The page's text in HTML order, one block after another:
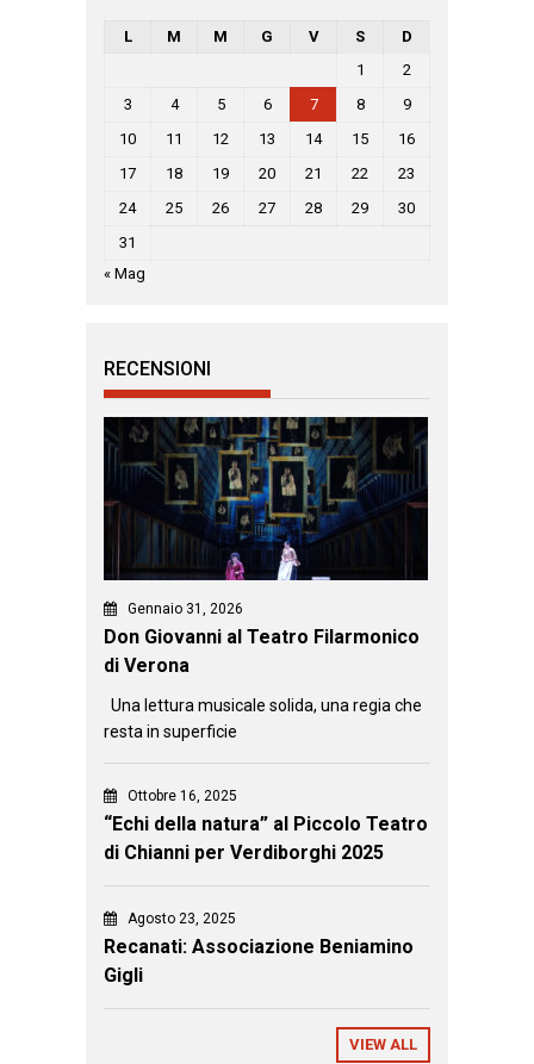
L M M G V S
D
1
2
3
4 5 6 7 8
9
10
11 12 13 14 15
16
17
18 19 20 21 22
23
24
25 26 27 28 29
30
31
« Mag
RECENSIONI
Gennaio 31, 2026
Don Giovanni al Teatro Filarmonico
di Verona
Una lettura musicale solida, una regia che
resta in superficie
Ottobre 16, 2025
“Echi della natura” al Piccolo Teatro
di Chianni per Verdiborghi 2025
Agosto 23, 2025
Recanati: Associazione Beniamino
Gigli
VIEW ALL